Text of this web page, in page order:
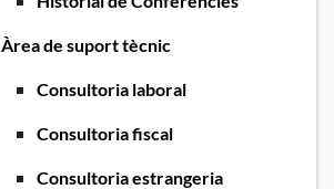
Àrea de suport tècnic
Consultoria laboral
Consultoria fiscal
Consultoria estrangeria